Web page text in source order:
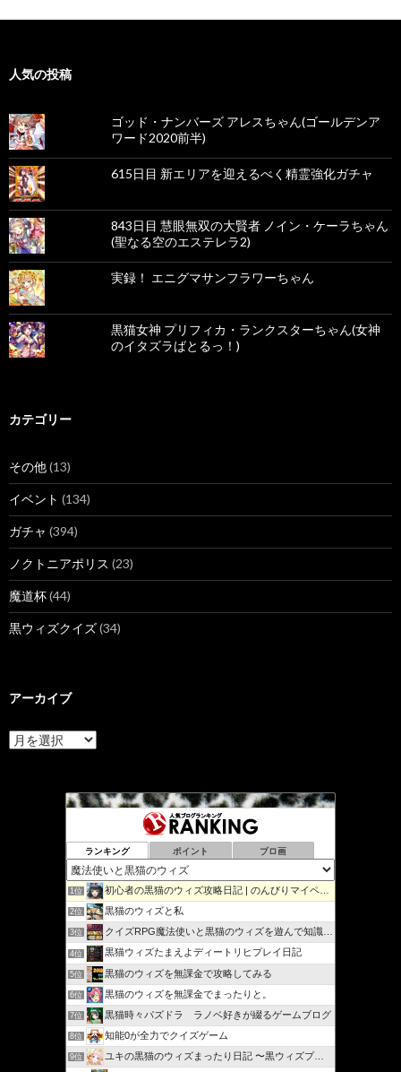
人気の投稿
ゴッド・ナンバーズ アレスちゃん(ゴールデンア
ワード2020前半)
615日目 新エリアを迎えるべく精霊強化ガチャ
843日目 慧眼無双の大賢者 ノイン・ケーラちゃん
(聖なる空のエステレラ2)
実録！ エニグマサンフラワーちゃん
黒猫女神 プリフィカ・ランクスターちゃん(女神
のイタズラばとるっ！)
カテゴリー
その他(13)
イベント (134)
ガチャ (394)
ノクトニアポリス (23)
魔道杯(44)
黒ウィズクイズ(34)
アーカイブ
ア
ー
ランキング ポイント ブロ画
1位 初心者の黒猫のウィズ攻略日記 | のんびりマイペースで攻略…
2位 黒猫のウィズと私
3位 クイズRPG魔法使いと黒猫のウィズを遊んで知識を増やそう
4位 黒猫ウィズたまえよディートリヒプレイ日記
5位 黒猫のウィズを無課金で攻略してみる
6位 黒猫のウィズを無課金でまったりと。
7位 黒猫時々パズドラ ラノベ好きが綴るゲームブログ
8位 知能0が全力でクイズゲーム
9位
ユキの黒猫のウィズまったり日記 〜黒ウィズプレイ日記ブログ〜